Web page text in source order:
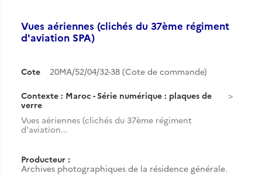
Vues aériennes (clichés du 37ème régiment
d'aviation SPA)
Cote 20MA/52/04/32-38 (Cote de commande)
Contexte : Maroc - Série numérique : plaques de
verre
Vues aériennes (clichés du 37ème régiment
d'aviation...
Producteur :
Archives photographiques de la résidence générale.